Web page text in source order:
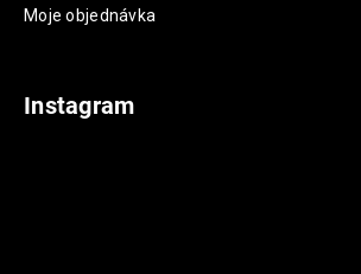
Moje objednávka
Instagram